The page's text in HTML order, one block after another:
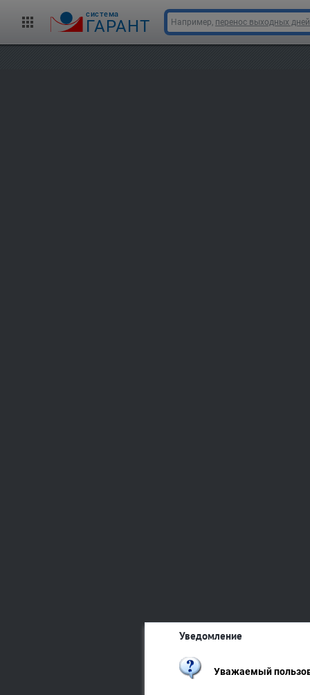
cистема
ГАРАНТ Например, перенос выходных дней
Уведомление
Уважаемый